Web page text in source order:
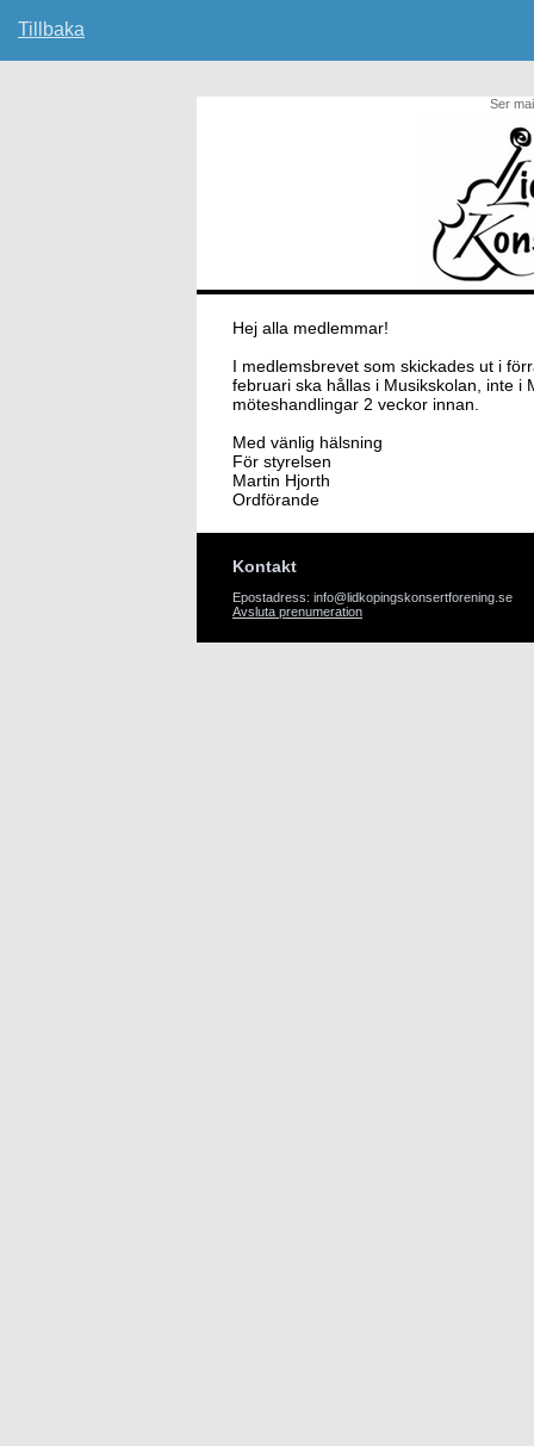
Tillbaka
Ser
Hej alla medlemmar!
I medlemsbrevet som skickades ut i
februari ska hållas i Musikskolan, inte i
möteshandlingar 2 veckor innan.
Med vänlig hälsning
För styrelsen
Martin Hjorth
Ordförande
Kontakt
Epostadress: info@lidkopingskonsertforening.se
Avsluta prenumeration